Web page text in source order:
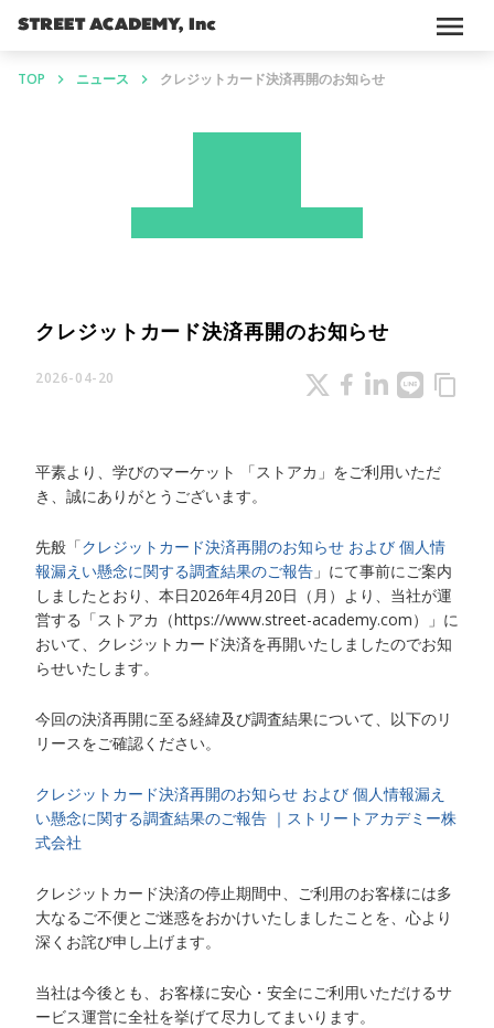
menu
TOP keyboard_arrow_right ニュース keyboard_arrow_right クレジットカード決済再開のお知らせ
クレジットカード決済再開のお知らせ
2026-04-20 content_copy
平素より、学びのマーケット 「ストアカ」をご利用いただ
き、誠にありがとうございます。
先般「クレジットカード決済再開のお知らせ および 個人情
報漏えい懸念に関する調査結果のご報告 」にて事前にご案内
しましたとおり、本日2026年4月20日（月）より、当社が運
営する「ストアカ（https://www.street-academy.com）」に
おいて、クレジットカード決済を再開いたしましたのでお知
らせいたします。
今回の決済再開に至る経緯及び調査結果について、以下のリ
リースをご確認ください。
クレジットカード決済再開のお知らせ および 個人情報漏え
い懸念に関する調査結果のご報告 ｜ストリートアカデミー株
式会社
クレジットカード決済の停止期間中、ご利用のお客様には多
大なるご不便とご迷惑をおかけいたしましたことを、心より
深くお詫び申し上げます。
当社は今後とも、お客様に安心・安全にご利用いただけるサ
ービス運営に全社を挙げて尽力してまいります。